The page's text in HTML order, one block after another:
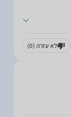
לא עזרה (0)